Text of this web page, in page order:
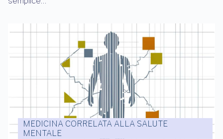
MEDICINA CORRELATA ALLA SALUTE
MENTALE